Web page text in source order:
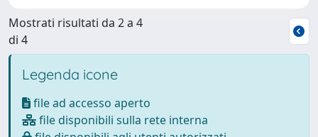
Mostrati risultati da 2 a 4
di 4
Legenda icone
file ad accesso aperto
file disponibili sulla rete interna